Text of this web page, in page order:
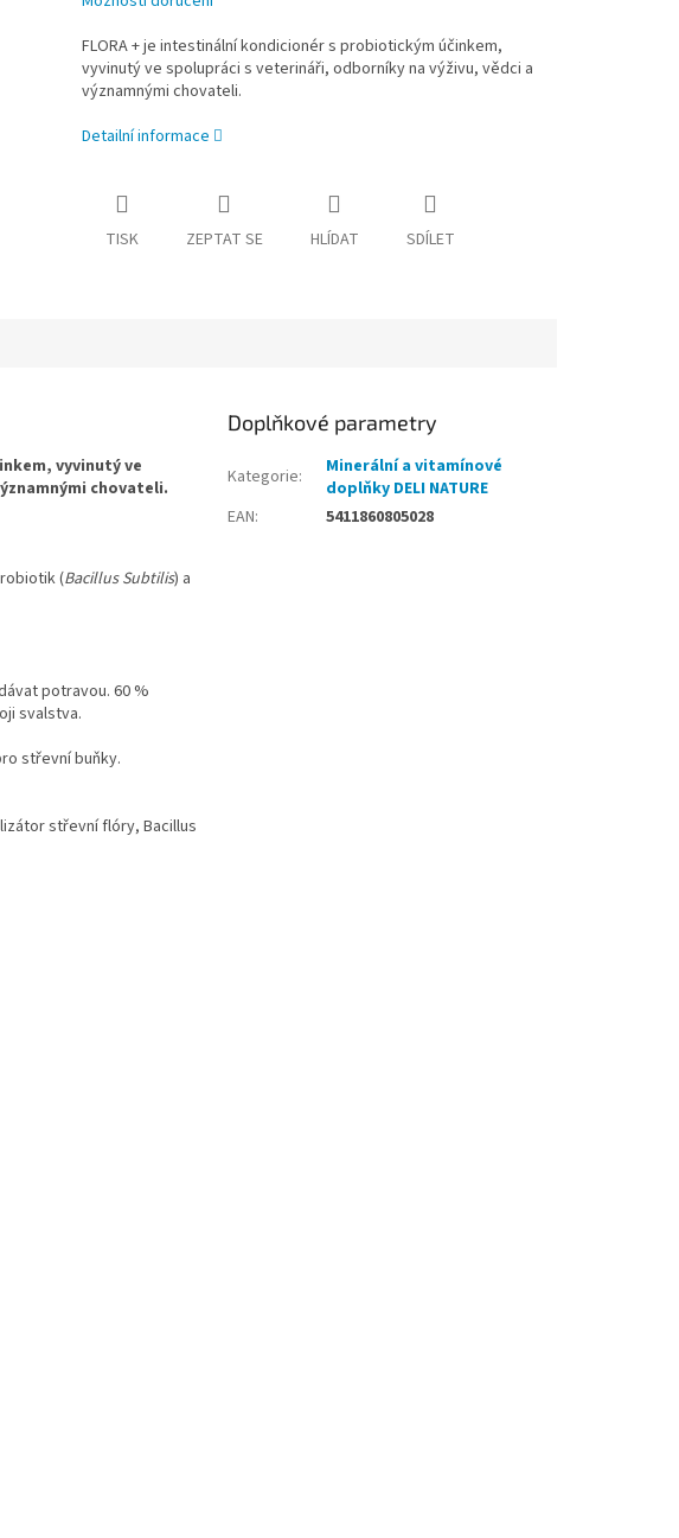
FLORA + je intestinální kondicionér s probiotickým účinkem,
vyvinutý ve spolupráci s veterináři, odborníky na výživu, vědci a
významnými chovateli.
Detailní informace
TISK ZEPTAT SE HLÍDAT SDÍLET
vyvinutý ve
chovateli.
(Bacillus Subtilis) a
potravou. 60 %
svalstva.
střevní buňky.
střevní flóry, Bacillus
Doplňkové parametry
Kategorie:
Minerální a vitamínové
doplňky DELI NATURE
EAN: 5411860805028